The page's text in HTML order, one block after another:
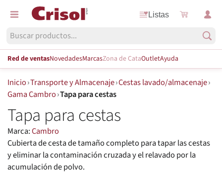
Listas
Red de ventasNovedadesMarcasZona de CataOutletAyuda
Inicio›Transporte y Almacenaje›Cestas lavado/almacenaje›
Gama Cambro›Tapa para cestas
Tapa para cestas
Marca:Cambro
Cubierta de cesta de tamaño completo para tapar las cestas
y eliminar la contaminación cruzada y el relavado por la
acumulación de polvo.